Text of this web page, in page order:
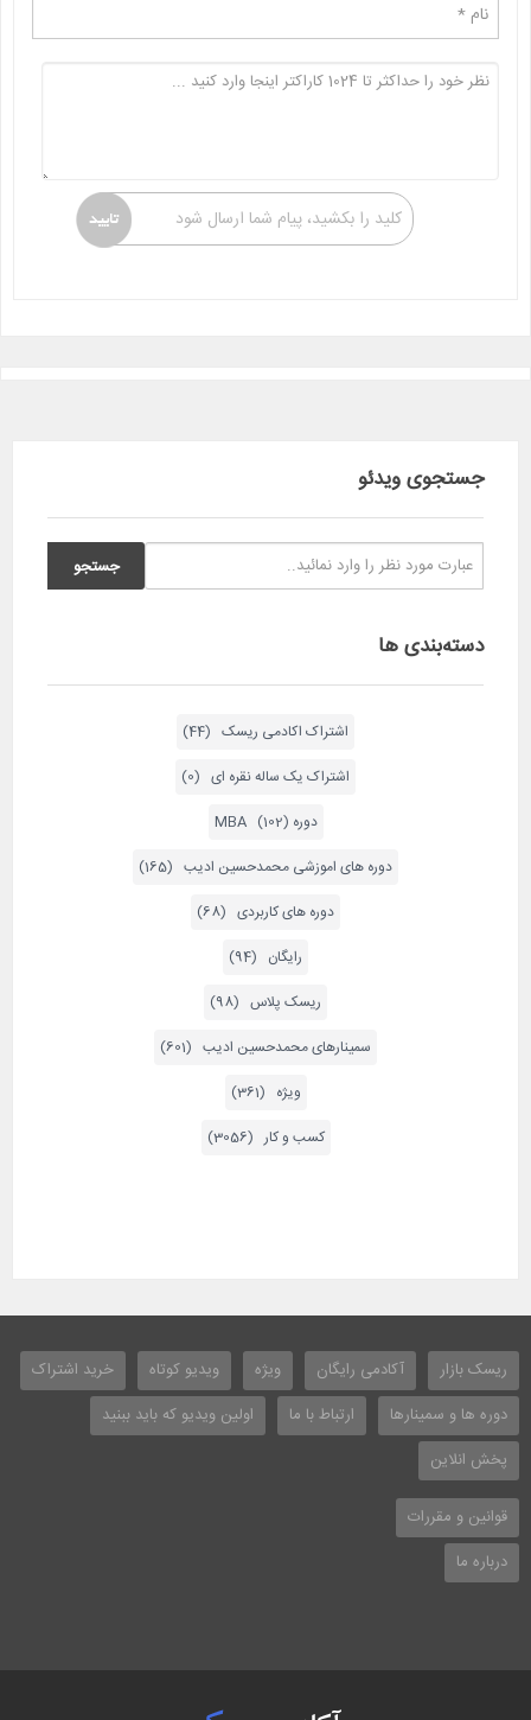
کلید را بکشید، پیام شما ارسال شود
جستجوی ویدئو
دسته‌بندی ها
اشتراک اکادمی ریسک (44)
اشتراک یک ساله نقره ای (0)
دوره MBA (102)
دوره های اموزشی محمدحسین ادیب (165)
دوره های کاربردی (68)
رایگان (94)
ریسک پلاس (98)
سمینارهای محمدحسین ادیب (601)
ویژه (361)
کسب و کار (3056)
ریسک بازار آکادمی رایگان ویژه ویدیو کوتاه
خرید اشتراک
دوره ها و سمینارها
ارتباط با ما
اولین ویدیو که باید ببنید
پخش انلاین
قوانین و مقررات
درباره ما